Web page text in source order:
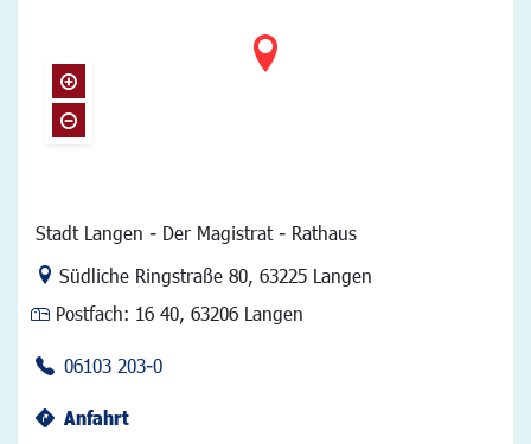
Stadt Langen - Der Magistrat - Rathaus
Link zur Google-Maps Navigation
Südliche Ringstraße 80, 63225 Langen
Postfach: 16 40, 63206 Langen
06103 203-0
Anfahrt